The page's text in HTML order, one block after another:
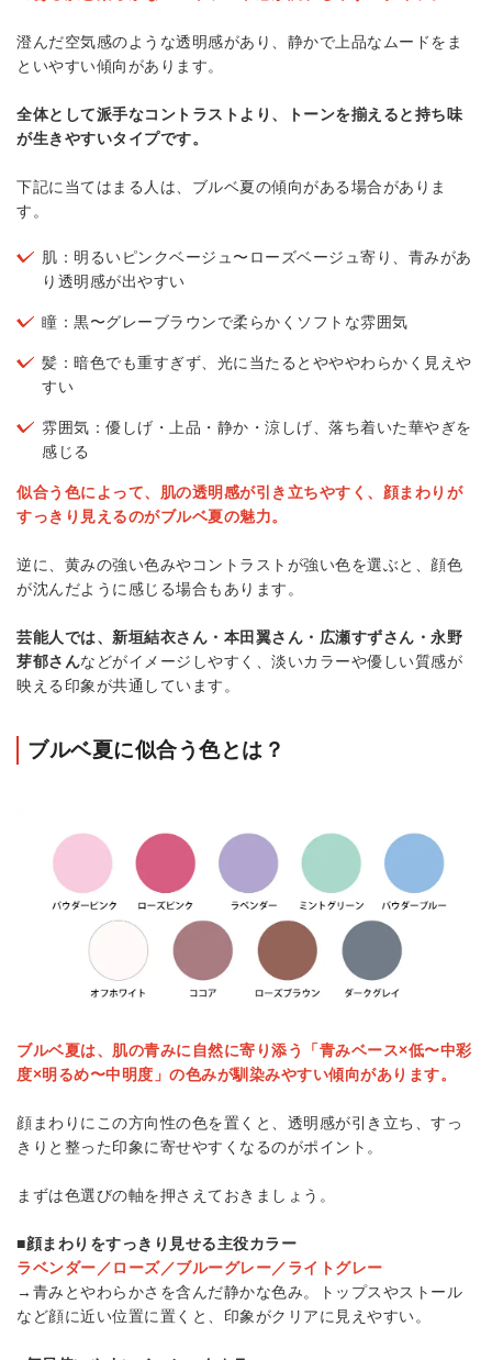
澄んだ空気感のような透明感があり、静かで上品なムードをま
といやすい傾向があります。
全体として派手なコントラストより、トーンを揃えると持ち味
が生きやすいタイプです。
下記に当てはまる人は、ブルベ夏の傾向がある場合がありま
す。
肌：明るいピンクベージュ〜ローズベージュ寄り、青みがあ
り透明感が出やすい
瞳：黒〜グレーブラウンで柔らかくソフトな雰囲気
髪：暗色でも重すぎず、光に当たるとやややわらかく見えや
すい
雰囲気：優しげ・上品・静か・涼しげ、落ち着いた華やぎを
感じる
似合う色によって、肌の透明感が引き立ちやすく、顔まわりが
すっきり見えるのがブルベ夏の魅力。
逆に、黄みの強い色みやコントラストが強い色を選ぶと、顔色
が沈んだように感じる場合もあります。
芸能人では、新垣結衣さん・本田翼さん・広瀬すずさん・永野
芽郁さんなどがイメージしやすく、淡いカラーや優しい質感が
映える印象が共通しています。
ブルベ夏に似合う色とは？
ブルベ夏は、肌の青みに自然に寄り添う「青みベース×低〜中彩
度×明るめ〜中明度」の色みが馴染みやすい傾向があります。
顔まわりにこの方向性の色を置くと、透明感が引き立ち、すっ
きりと整った印象に寄せやすくなるのがポイント。
まずは色選びの軸を押さえておきましょう。
■顔まわりをすっきり見せる主役カラー
ラベンダー／ローズ／ブルーグレー／ライトグレー
→青みとやわらかさを含んだ静かな色み。トップスやストール
など顔に近い位置に置くと、印象がクリアに見えやすい。